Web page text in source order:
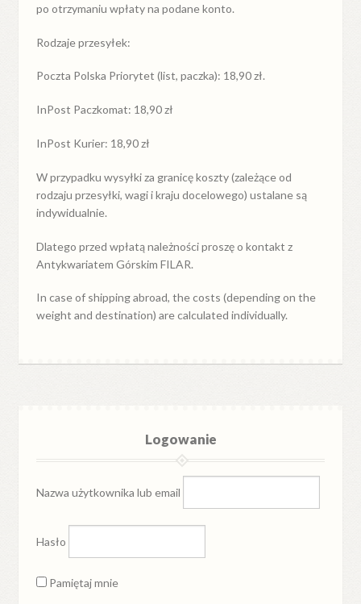
po otrzymaniu wpłaty na podane konto.
Rodzaje przesyłek:
Poczta Polska Priorytet (list, paczka): 18,90 zł.
InPost Paczkomat: 18,90 zł
InPost Kurier: 18,90 zł
W przypadkuwysyłkiza granicękoszty (zależące od
rodzaju przesyłki, wagi i kraju docelowego) ustalane są
indywidualnie.
Dlatego przed wpłatą należności proszę o kontakt z
Antykwariatem Górskim FILAR.
In case of shipping abroad, the costs (depending on the
weight and destination) are calculated individually.
Logowanie
Nazwa użytkownika lub email
Hasło
Pamiętaj mnie